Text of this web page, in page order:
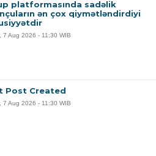
platformasında sadəlik
ən çox qiymətləndirdiyi
7 Aug 2026 - 11:30 WIB
Post Created
7 Aug 2026 - 11:30 WIB